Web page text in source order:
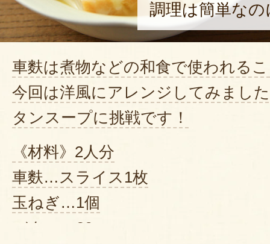
調理は簡単な
車麩は煮物などの和食で使われる
今回は洋風にアレンジしてみまし
タンスープに挑戦です！
《材料》2人分
車麩…スライス1枚
玉ねぎ…1個
バター…20g